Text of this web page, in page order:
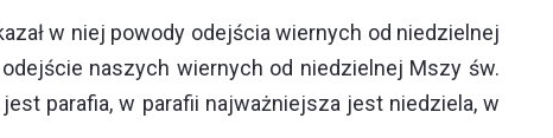
w niej powody odejścia wiernych od niedzielnej
naszych wiernych od niedzielnej Mszy św.
parafia, w parafii najważniejsza jest niedziela, w